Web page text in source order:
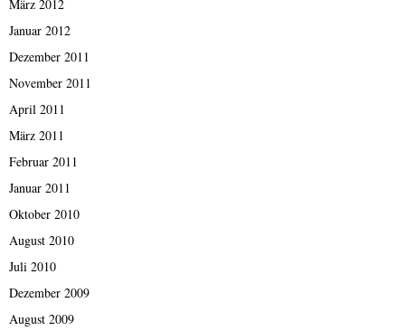
März 2012
Januar 2012
Dezember 2011
November 2011
April 2011
März 2011
Februar 2011
Januar 2011
Oktober 2010
August 2010
Juli 2010
Dezember 2009
August 2009